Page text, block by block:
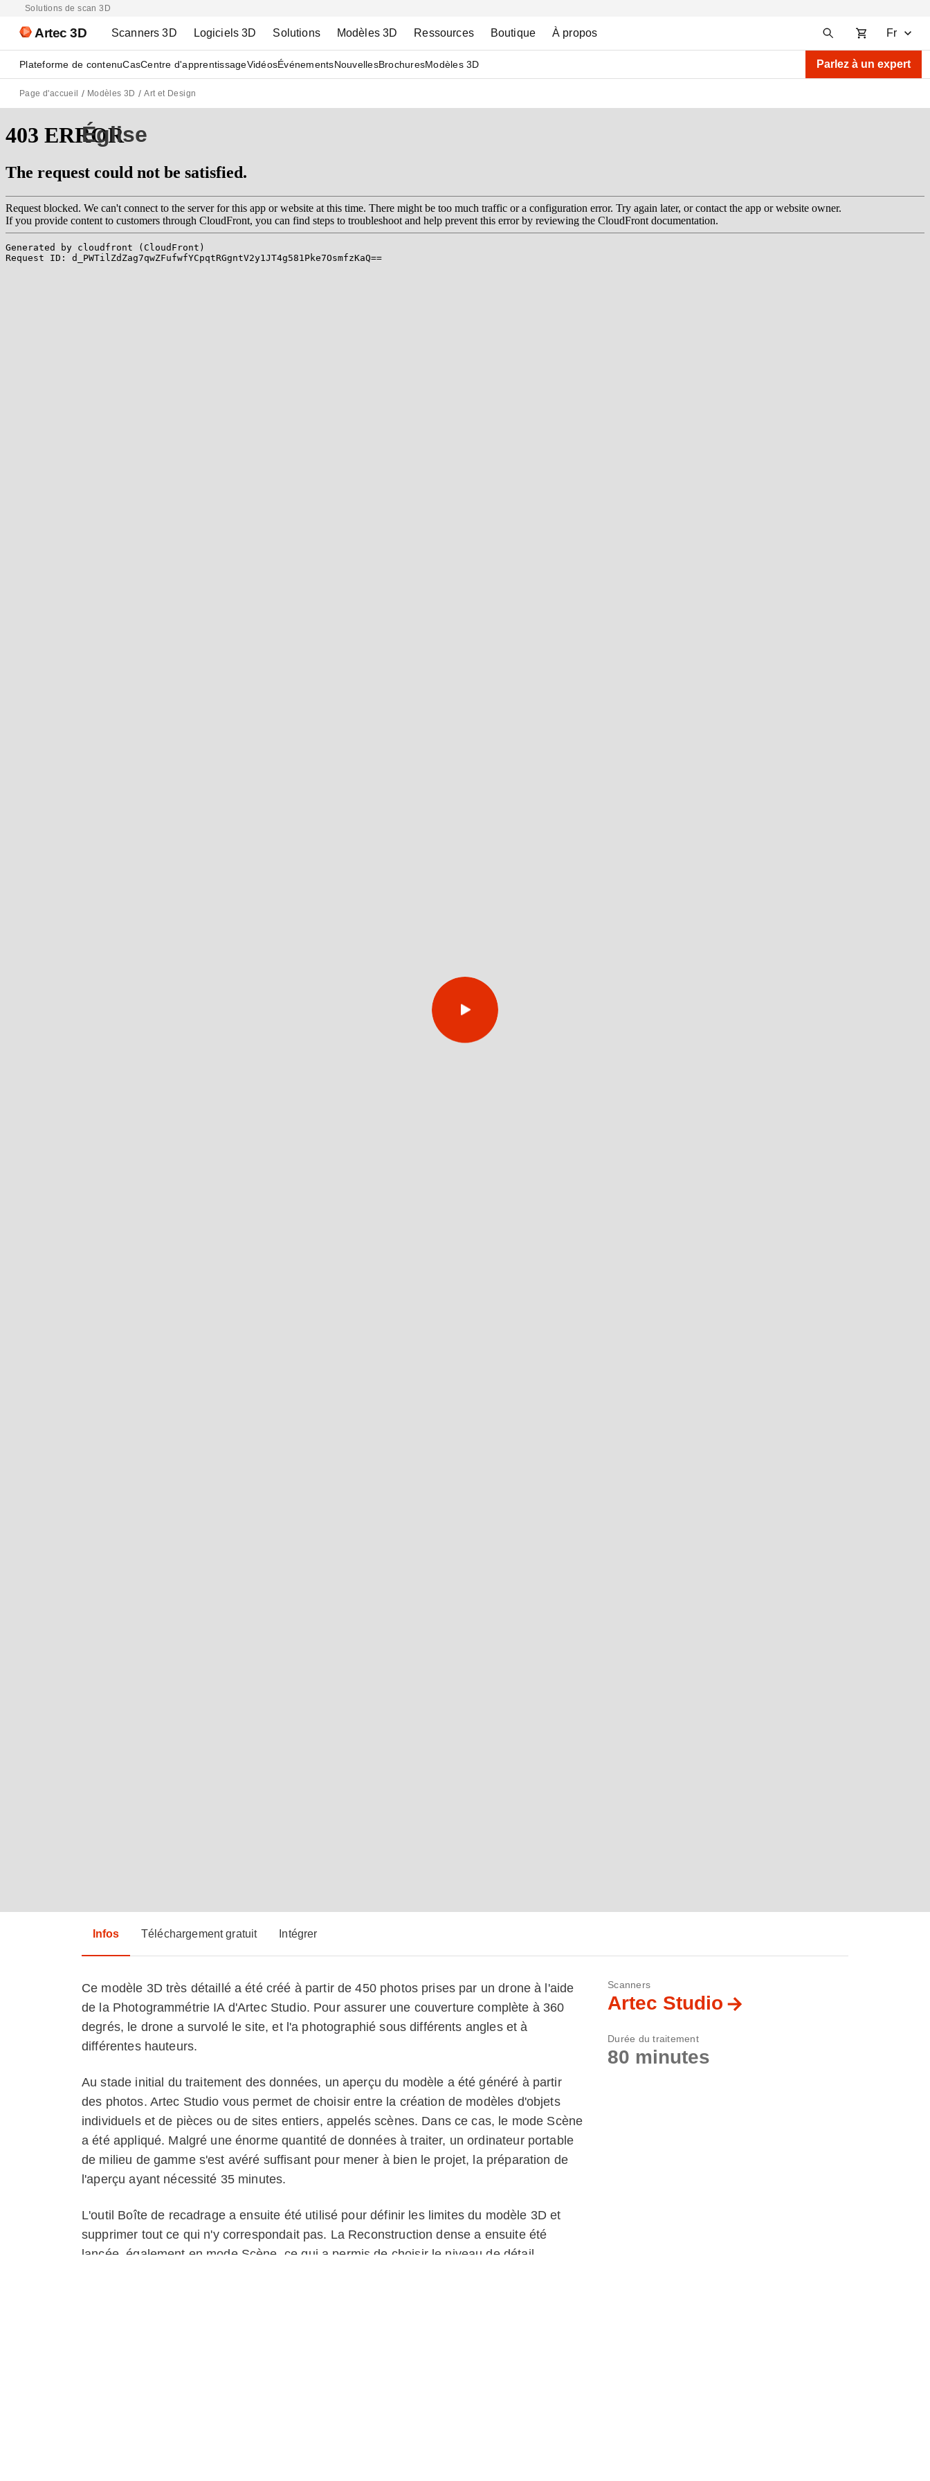
Solutions de scan 3D
Artec 3D Scanners 3D Logiciels 3D Solutions Modèles 3D Ressources Boutique À propos Fr
Plateforme de contenuCasCentre d'apprentissageVidéosÉvénementsNouvellesBrochuresModèles 3D Parlez à un expert
Page d'accueil Modèles 3D Art et Design
Église
Infos Téléchargement gratuit Intégrer
Scanners
Artec Studio
Durée du traitement
80 minutes
Ce modèle 3D très détaillé a été créé à partir de 450 photos prises par un drone à l'aide
de la Photogrammétrie IA d'Artec Studio. Pour assurer une couverture complète à 360
degrés, le drone a survolé le site, et l'a photographié sous différents angles et à
différentes hauteurs.
Au stade initial du traitement des données, un aperçu du modèle a été généré à partir
des photos. Artec Studio vous permet de choisir entre la création de modèles d'objets
individuels et de pièces ou de sites entiers, appelés scènes. Dans ce cas, le mode Scène
a été appliqué. Malgré une énorme quantité de données à traiter, un ordinateur portable
de milieu de gamme s'est avéré suffisant pour mener à bien le projet, la préparation de
l'aperçu ayant nécessité 35 minutes.
L'outil Boîte de recadrage a ensuite été utilisé pour définir les limites du modèle 3D et
supprimer tout ce qui n'y correspondait pas. La Reconstruction dense a ensuite été
lancée, également en mode Scène, ce qui a permis de choisir le niveau de détail